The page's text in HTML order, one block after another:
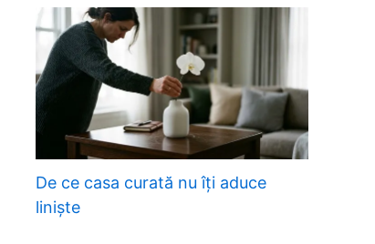
De ce casa curată nu îți aduce
liniște